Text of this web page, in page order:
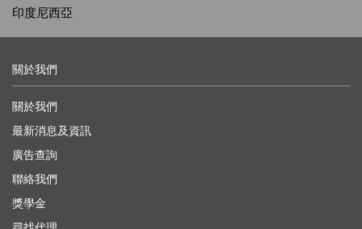
印度尼西亞
關於我們
關於我們
最新消息及資訊
廣告查詢
聯絡我們
獎學金